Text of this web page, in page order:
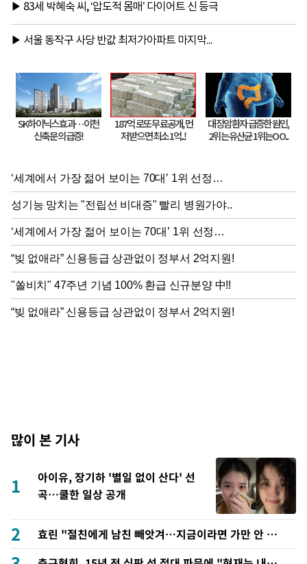
많이 본 기사
1
아이유, 장기하 '별일 없이 산다' 선
곡…쿨한 일상 공개
2
효린 "절친에게 남친 빼앗겨…지금이라면 가만 안 있
어"